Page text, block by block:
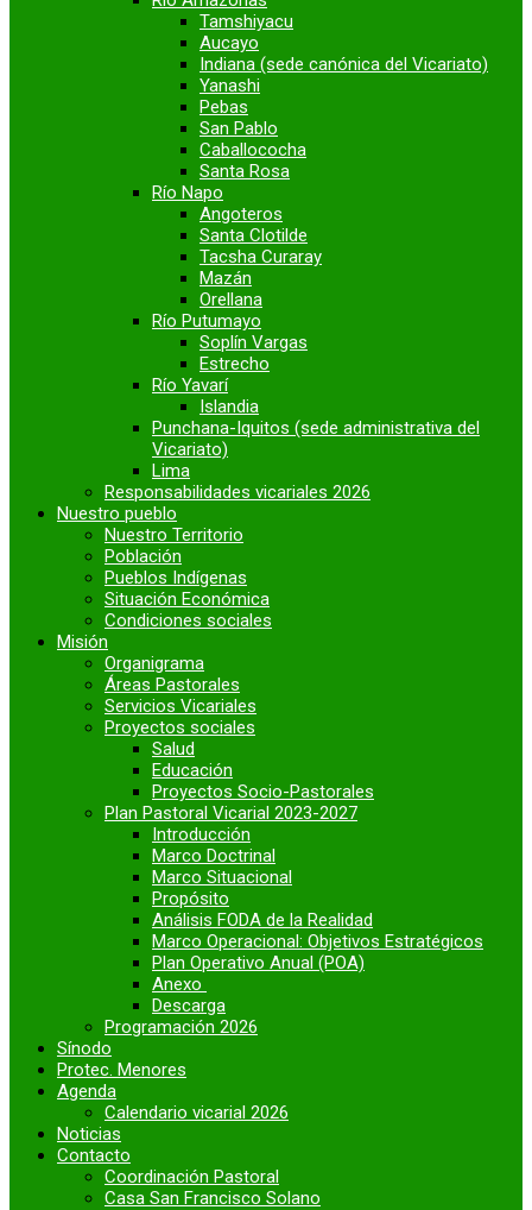
Tamshiyacu
Aucayo
Indiana (sede canónica del Vicariato)
Yanashi
Pebas
San Pablo
Caballococha
Santa Rosa
Río Napo
Angoteros
Santa Clotilde
Tacsha Curaray
Mazán
Orellana
Río Putumayo
Soplín Vargas
Estrecho
Río Yavarí
Islandia
Punchana-Iquitos (sede administrativa del
Vicariato)
Lima
Responsabilidades vicariales 2026
Nuestro pueblo
Nuestro Territorio
Población
Pueblos Indígenas
Situación Económica
Condiciones sociales
Misión
Organigrama
Áreas Pastorales
Servicios Vicariales
Proyectos sociales
Salud
Educación
Proyectos Socio-Pastorales
Plan Pastoral Vicarial 2023-2027
Introducción
Marco Doctrinal
Marco Situacional
Propósito
Análisis FODA de la Realidad
Marco Operacional: Objetivos Estratégicos
Plan Operativo Anual (POA)
Anexo
Descarga
Programación 2026
Sínodo
Protec. Menores
Agenda
Calendario vicarial 2026
Noticias
Contacto
Coordinación Pastoral
Casa San Francisco Solano